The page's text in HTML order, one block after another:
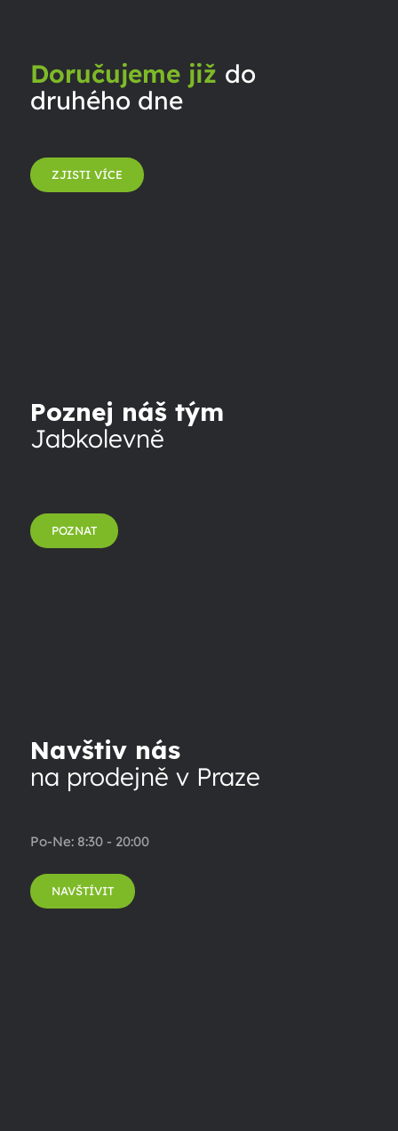
Doručujeme již do
druhého dne
ZJISTI VÍCE
Poznej náš tým
Jabkolevně
POZNAT
Navštiv nás
na prodejně v Praze
Po-Ne: 8:30 - 20:00
NAVŠTÍVIT